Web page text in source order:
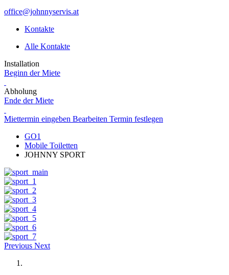
office@johnnyservis.at
Kontakte
Alle Kontakte
Installation
Beginn der Miete
Abholung
Ende der Miete
Miettermin eingeben Bearbeiten Termin festlegen
GO1
Mobile Toiletten
JOHNNY SPORT
Previous Next